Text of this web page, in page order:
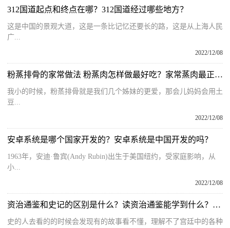
312国道起点和终点在哪？312国道经过哪些地方？
这是中国的景观大道，这是一条比记忆还要长的路，这是从上海人民
广...
2022/12/08
粉蒸排骨的家常做法 粉蒸肉怎样做最好吃？家常蒸肉最正宗的做法
我小的时候，粉蒸排骨就是我们几个姊妹的更爱，那会儿妈妈会用土
豆...
2022/12/08
安卓系统是哪个国家开发的？安卓系统是中国开发的吗？
1963年，安迪·鲁宾(Andy Rubin)出生于美国纽约，受家庭影响，从
小...
2022/12/08
资治通鉴和史记的区别是什么？读资治通鉴能学到什么？资治通鉴的读法指导
史的人去看的的时候会发现有的故事看不懂，理解不了宫廷中的各种